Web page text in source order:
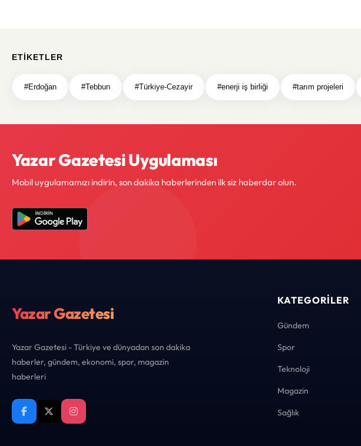
ETIKETLER
#Erdoğan #Tebbun #Türkiye-Cezayir #enerji iş birliği #tarım projeleri
Yazar Gazetesi Uygulaması
Mobil uygulamamızı indirin, son dakika haberlerinden ilk siz haberdar olun.
Yazar Gazetesi
Yazar Gazetesi - Türkiye ve dünyadan son dakika
haberler, gündem, ekonomi, spor, magazin
haberleri
KATEGORILER
Gündem
Spor
Teknoloji
Magazin
Sağlık